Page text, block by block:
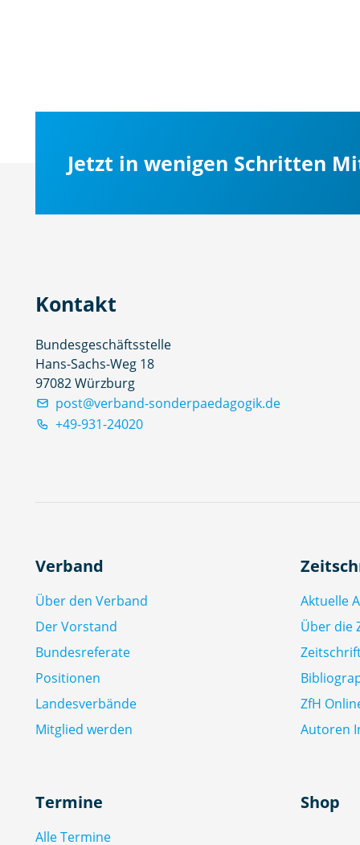
Jetzt in wenigen Schritten
Kontakt
Bundesgeschäftsstelle
Hans-Sachs-Weg 18
97082 Würzburg
post@verband-sonderpaedagogik.de
+49-931-24020
Verband
Über den Verband
Der Vorstand
Bundesreferate
Positionen
Landesverbände
Mitglied werden
Aktuelle
Über die
ZfH
Autoren
Termine
Alle Termine
Shop